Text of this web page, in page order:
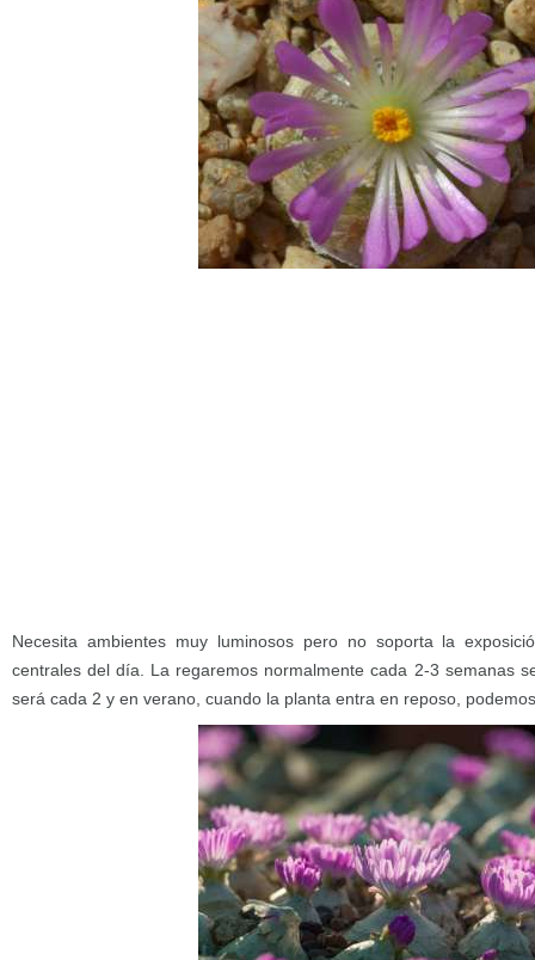
Necesita ambientes muy luminosos pero no soporta la
centrales del día. La regaremos normalmente cada 2-3 semanas
será cada 2 y en verano, cuando la planta entra en reposo,